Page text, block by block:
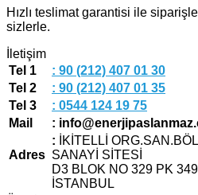
Hızlı teslimat garantisi ile
sizlerle.
İletişim
Tel 1
: 90 (212) 407 01 30
Tel 2
: 90 (212) 407 01 35
Tel 3
: 0544 124 19 75
Mail
:
Adres
: İKİTELLİ
SANAYİ SİTESİ
D3 BLOK NO 329 PK
İSTANBUL